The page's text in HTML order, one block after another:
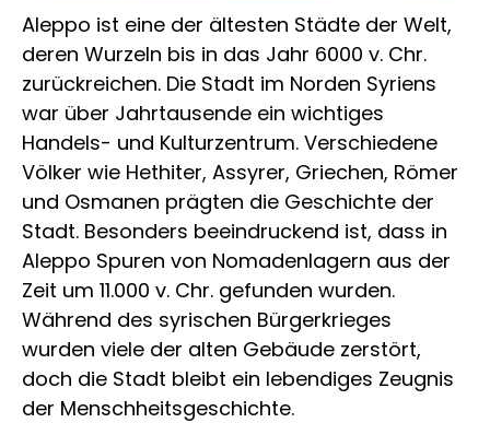
Aleppo ist eine der ältesten Städte der Welt,
deren Wurzeln bis in das Jahr 6000 v. Chr.
zurückreichen. Die Stadt im Norden Syriens
war über Jahrtausende ein wichtiges
Handels- und Kulturzentrum. Verschiedene
Völker wie Hethiter, Assyrer, Griechen, Römer
und Osmanen prägten die Geschichte der
Stadt. Besonders beeindruckend ist, dass in
Aleppo Spuren von Nomadenlagern aus der
Zeit um 11.000 v. Chr. gefunden wurden.
Während des syrischen Bürgerkrieges
wurden viele der alten Gebäude zerstört,
doch die Stadt bleibt ein lebendiges Zeugnis
der Menschheitsgeschichte.